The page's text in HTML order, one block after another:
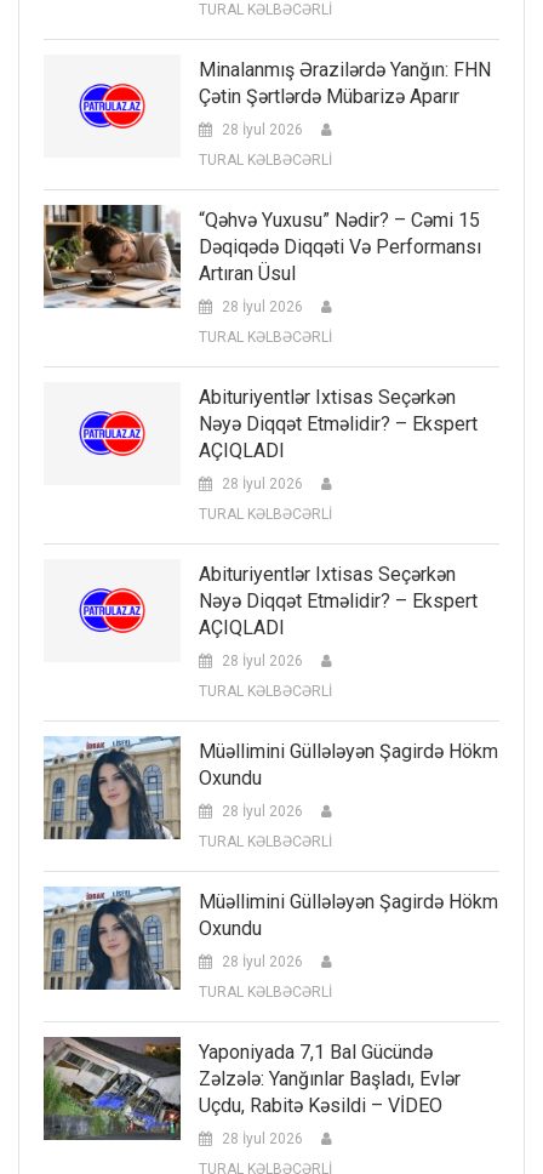
TURAL KƏLBƏCƏRLİ
Minalanmış Ərazilərdə Yanğın: FHN
Çətin Şərtlərdə Mübarizə Aparır
28 İyul 2026
TURAL KƏLBƏCƏRLİ
“Qəhvə Yuxusu” Nədir? – Cəmi 15
Dəqiqədə Diqqəti Və Performansı
Artıran Üsul
28 İyul 2026
TURAL KƏLBƏCƏRLİ
Abituriyentlər Ixtisas Seçərkən
Nəyə Diqqət Etməlidir? – Ekspert
AÇIQLADI
28 İyul 2026
TURAL KƏLBƏCƏRLİ
Abituriyentlər Ixtisas Seçərkən
Nəyə Diqqət Etməlidir? – Ekspert
AÇIQLADI
28 İyul 2026
TURAL KƏLBƏCƏRLİ
Müəllimini Güllələyən Şagirdə Hökm
Oxundu
28 İyul 2026
TURAL KƏLBƏCƏRLİ
Müəllimini Güllələyən Şagirdə Hökm
Oxundu
28 İyul 2026
TURAL KƏLBƏCƏRLİ
Yaponiyada 7,1 Bal Gücündə
Zəlzələ: Yanğınlar Başladı, Evlər
Uçdu, Rabitə Kəsildi – VİDEO
28 İyul 2026
TURAL KƏLBƏCƏRLİ